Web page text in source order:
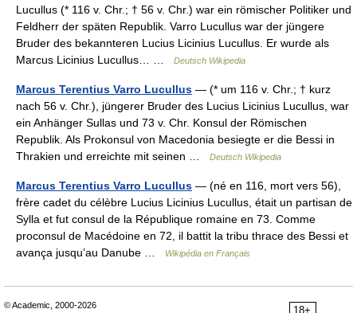
Lucullus (* 116 v. Chr.; † 56 v. Chr.) war ein römischer Politiker und
Feldherr der späten Republik. Varro Lucullus war der jüngere
Bruder des bekannteren Lucius Licinius Lucullus. Er wurde als
Marcus Licinius Lucullus… …
Deutsch Wikipedia
Marcus Terentius Varro Lucullus — (* um 116 v. Chr.; † kurz
nach 56 v. Chr.), jüngerer Bruder des Lucius Licinius Lucullus, war
ein Anhänger Sullas und 73 v. Chr. Konsul der Römischen
Republik. Als Prokonsul von Macedonia besiegte er die Bessi in
Thrakien und erreichte mit seinen …
Deutsch Wikipedia
Marcus Terentius Varro Lucullus — (né en 116, mort vers 56),
frère cadet du célèbre Lucius Licinius Lucullus, était un partisan de
Sylla et fut consul de la République romaine en 73. Comme
proconsul de Macédoine en 72, il battit la tribu thrace des Bessi et
avança jusqu’au Danube …
Wikipédia en Français
18+
© Academic, 2000-2026